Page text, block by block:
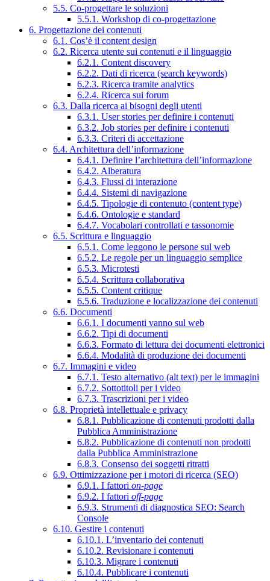
5.5. Co-progettare le soluzioni
5.5.1. Workshop di co-progettazione
6. Progettazione dei contenuti
6.1. Cos’è il content design
6.2. Ricerca utente sui contenuti e il linguaggio
6.2.1. Content discovery
6.2.2. Dati di ricerca (search keywords)
6.2.3. Ricerca tramite analytics
6.2.4. Ricerca sui forum
6.3. Dalla ricerca ai bisogni degli utenti
6.3.1. User stories per definire i contenuti
6.3.2. Job stories per definire i contenuti
6.3.3. Criteri di accettazione
6.4. Architettura dell’informazione
6.4.1. Definire l’architettura dell’informazione
6.4.2. Alberatura
6.4.3. Flussi di interazione
6.4.4. Sistemi di navigazione
6.4.5. Tipologie di contenuto (content type)
6.4.6. Ontologie e standard
6.4.7. Vocabolari controllati e tassonomie
6.5. Scrittura e linguaggio
6.5.1. Come leggono le persone sul web
6.5.2. Le regole per un linguaggio semplice
6.5.3. Microtesti
6.5.4. Scrittura collaborativa
6.5.5. Content critique
6.5.6. Traduzione e localizzazione dei contenuti
6.6. Documenti
6.6.1. I documenti vanno sul web
6.6.2. Tipi di documenti
6.6.3. Formato di lettura dei documenti elettronici
6.6.4. Modalità di produzione dei documenti
6.7. Immagini e video
6.7.1. Testo alternativo (alt text) per le immagini
6.7.2. Sottotitoli per i video
6.7.3. Trascrizioni per i video
6.8. Proprietà intellettuale e privacy
6.8.1. Pubblicazione di contenuti prodotti dalla
Pubblica Amministrazione
6.8.2. Pubblicazione di contenuti non prodotti
dalla Pubblica Amministrazione
6.8.3. Consenso dei soggetti ritratti
6.9. Ottimizzazione per i motori di ricerca (SEO)
6.9.1. I fattori on-page
6.9.2. I fattori off-page
6.9.3. Strumenti di diagnostica SEO: Search
Console
6.10. Gestire i contenuti
6.10.1. L’inventario dei contenuti
6.10.2. Revisionare i contenuti
6.10.3. Migrare i contenuti
6.10.4. Pubblicare i contenuti